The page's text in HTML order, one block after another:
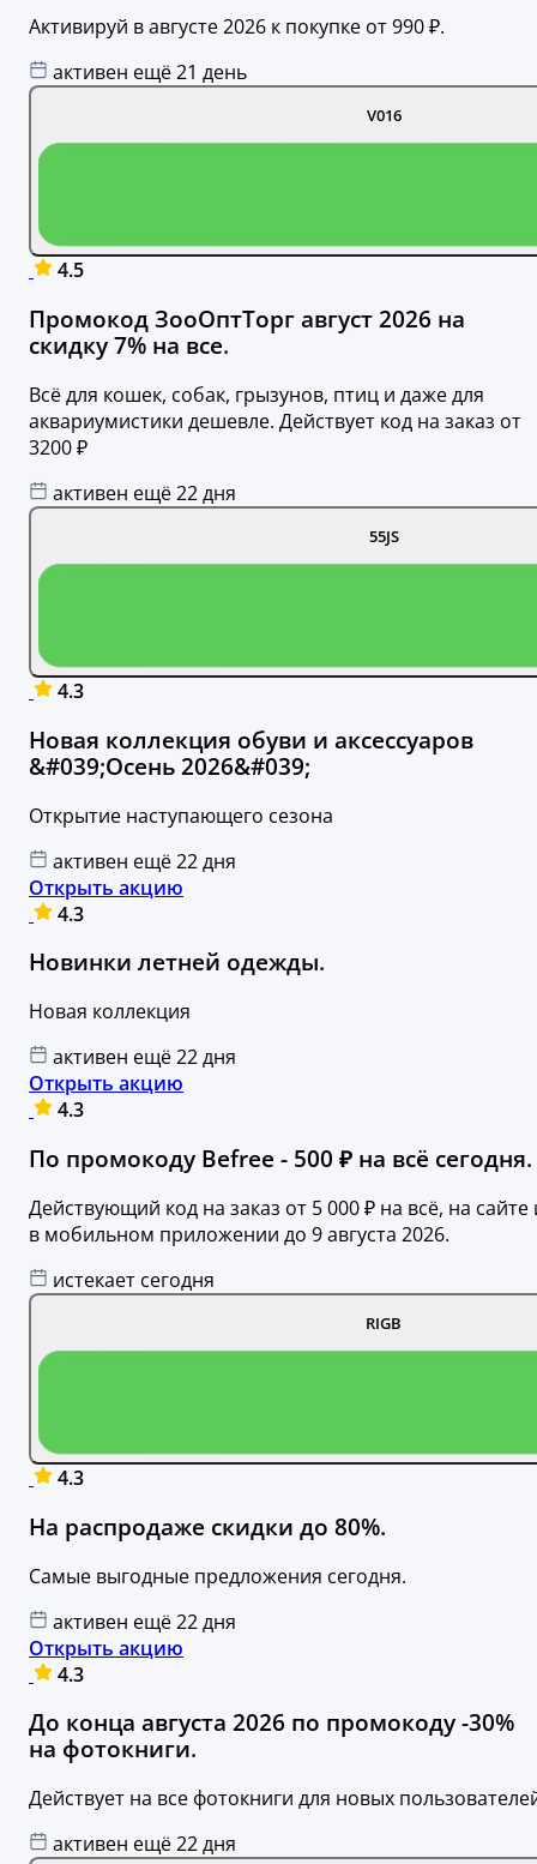
Активируй в августе 2026 к покупке от 990 ₽.
активен ещё 21 день
V016
4.5
Промокод ЗооОптТорг август 2026 на
скидку 7% на все.
Всё для кошек, собак, грызунов, птиц и даже для
аквариумистики дешевле. Действует код на заказ от
3200 ₽
активен ещё 22 дня
55JS
4.3
Новая коллекция обуви и аксессуаров
&#039;Осень 2026&#039;
Открытие наступающего сезона
активен ещё 22 дня
Открыть акцию
4.3
Новинки летней одежды.
Новая коллекция
активен ещё 22 дня
Открыть акцию
4.3
По промокоду Befree - 500 ₽ на всё сегодня.
Действующий код на заказ от 5 000 ₽ на всё, на сайте
в мобильном приложении до 9 августа 2026.
истекает сегодня
RIGB
4.3
На распродаже скидки до 80%.
Самые выгодные предложения сегодня.
активен ещё 22 дня
Открыть акцию
4.3
До конца августа 2026 по промокоду -30%
на фотокниги.
Действует на все фотокниги для новых
активен ещё 22 дня